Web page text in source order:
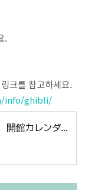
.
크를 참고하세요.
info/ghibli/
三鷹の森ジブリ美術館 開館カレンダー | ローチケ（ローソンチケット）